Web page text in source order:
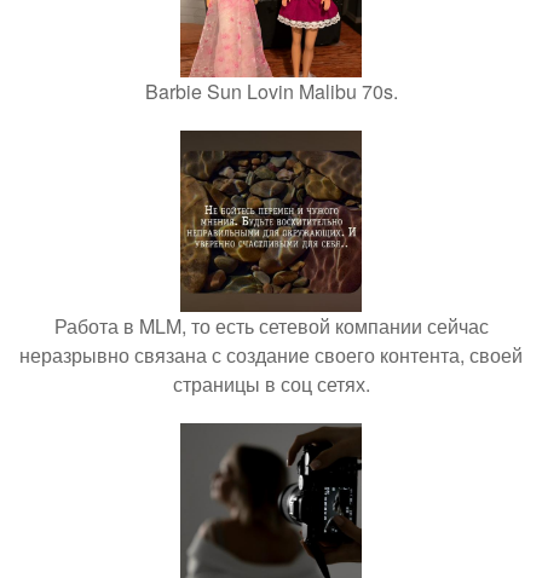
Barbie Sun Lovin Malibu 70s.
Работа в MLM, то есть сетевой компании сейчас
неразрывно связана с создание своего контента, своей
страницы в соц сетях.